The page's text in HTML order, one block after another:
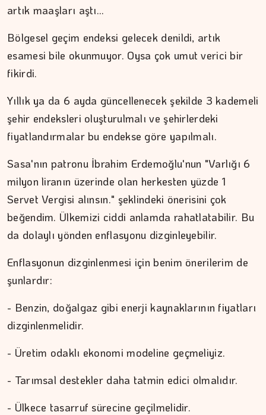
artık maaşları aştı...
Bölgesel geçim endeksi gelecek denildi, artık
esamesi bile okunmuyor. Oysa çok umut verici bir
fikirdi.
Yıllık ya da 6 ayda güncellenecek şekilde 3 kademeli
şehir endeksleri oluşturulmalı ve şehirlerdeki
fiyatlandırmalar bu endekse göre yapılmalı.
Sasa'nın patronu İbrahim Erdemoğlu'nun "Varlığı 6
milyon liranın üzerinde olan herkesten yüzde 1
Servet Vergisi alınsın." şeklindeki önerisini çok
beğendim. Ülkemizi ciddi anlamda rahatlatabilir. Bu
da dolaylı yönden enflasyonu dizginleyebilir.
Enflasyonun dizginlenmesi için benim önerilerim de
şunlardır:
- Benzin, doğalgaz gibi enerji kaynaklarının fiyatları
dizginlenmelidir.
- Üretim odaklı ekonomi modeline geçmeliyiz.
- Tarımsal destekler daha tatmin edici olmalıdır.
- Ülkece tasarruf sürecine geçilmelidir.
ŞAFAK GÜVEN
Ahlat'tan Nemrut Krateri'ne